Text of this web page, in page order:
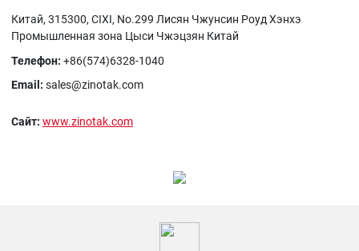
Китай, 315300, CIXI, No.299 Лисян Чжунсин Роуд Хэнхэ
Промышленная зона Цыси Чжэцзян Китай
Телефон: +86(574)6328-1040
Email: sales@zinotak.com
Сайт: www.zinotak.com